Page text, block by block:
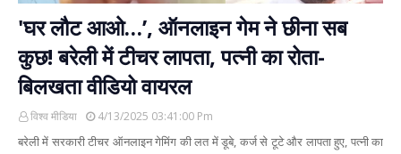
'घर लौट आओ…’, ऑनलाइन गेम ने छीना सब
कुछ! बरेली में टीचर लापता, पत्नी का रोता-
बिलखता वीडियो वायरल
विश्व मीडिया 4/13/2025 03:41:00 Pm
बरेली में सरकारी टीचर ऑनलाइन गेमिंग की लत में डूबे, कर्ज से टूटे और लापता हुए, पत्नी का